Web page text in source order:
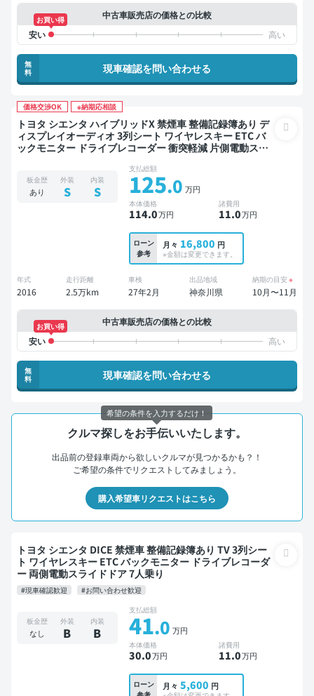
中古車販売店の価格との比較
お買い得
無
料
現車確認を問い合わせる
価格交渉OK ※納期応相談
トヨタ シエンタ ハイブリッドX 禁煙車 整備記録簿あり デ
ィスプレイオーディオ 3列シート ワイヤレスキー ETC バ
ックモニター ドライブレコーダー 衝突軽減 片側電動スラ
板金歴
あり
外装
S
内装
S
支払総額
125.0 万円
本体価格
114.0万円
諸費用
11.0万円
ローン
参考
月々 16,800 円
※金額は変更できます。
年式
2016
走行距離
2.5万km
車検
27年2月
出品地域
神奈川県
納期の目安 ※
10月〜11月
中古車販売店の価格との比較
お買い得
無
料
現車確認を問い合わせる
クルマ探しをお手伝いいたします。
出品前の登録車両から欲しいクルマが見つかるかも？！
ご希望の条件でリクエストしてみましょう。
購入希望車リクエストはこちら
トヨタ シエンタ DICE 禁煙車 整備記録簿あり TV 3列シー
ト ワイヤレスキー ETC バックモニター ドライブレコーダ
ー 両側電動スライドドア 7人乗り
#現車確認歓迎 #お問い合わせ歓迎
板金歴
なし
外装
B
内装
B
支払総額
41.0 万円
本体価格
30.0万円
諸費用
11.0万円
ローン
月々 5,600 円
希望の条件を入力するだけ！